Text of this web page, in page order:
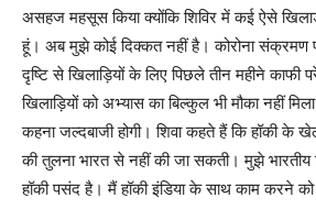
असहज महसूस किया क्योंकि शिविर में कई ऐसे
हूं। अब मुझे कोई दिक्कत नहीं है। कोरोना संक्रमण
दृष्टि से खिलाड़ियों के लिए पिछले तीन महीने काफी
खिलाड़ियों को अभ्यास का बिल्कुल भी मौका नहीं
कहना जल्दबाजी होगी। शिवा कहते हैं कि हॉकी के
की तुलना भारत से नहीं की जा सकती। मुझे
हॉकी पसंद है। मैं हॉकी इंडिया के साथ काम करने